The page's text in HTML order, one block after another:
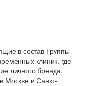
в состав Группы
клиник, где
личного бренда.
Москве и Санкт-